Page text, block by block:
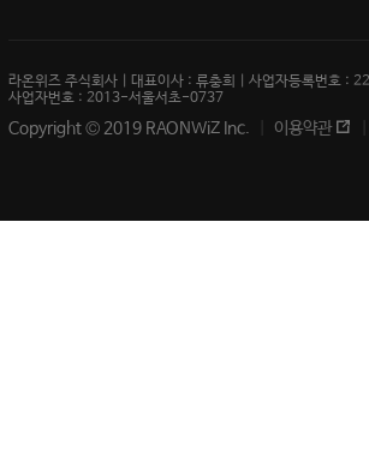
라온위즈 주식회사 | 대표이사 : 류충희 | 사업자등록번호 :
사업자번호 : 2013-서울서초-0737
Copyright © 2019 RAONWiZ Inc. 이용약관